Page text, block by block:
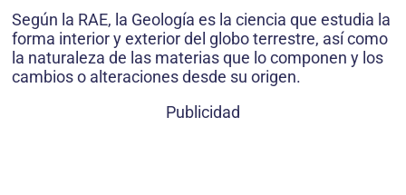
Según la RAE, la Geología es la ciencia que estudia la
forma interior y exterior del globo terrestre, así como
la naturaleza de las materias que lo componen y los
cambios o alteraciones desde su origen.
Publicidad